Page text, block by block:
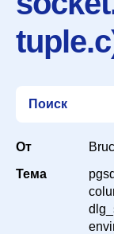
Поиск
От
Тема